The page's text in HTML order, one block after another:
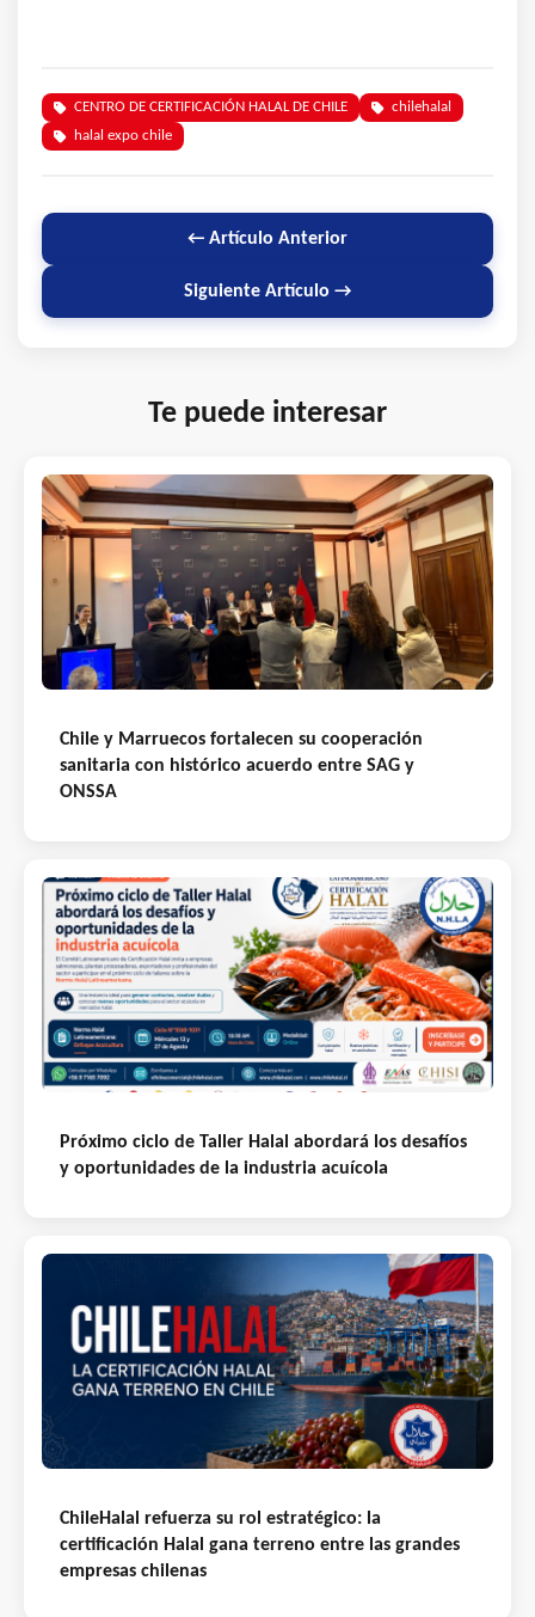
CENTRO DE CERTIFICACIÓN HALAL DE CHILE
chilehalal
halal expo chile
← Artículo Anterior
Siguiente Artículo →
Te puede interesar
Chile y Marruecos fortalecen su cooperación
sanitaria con histórico acuerdo entre SAG y
ONSSA
Próximo ciclo de Taller Halal abordará los desafíos
y oportunidades de la industria acuícola
ChileHalal refuerza su rol estratégico: la
certificación Halal gana terreno entre las grandes
empresas chilenas